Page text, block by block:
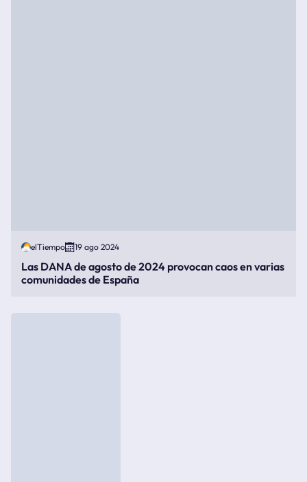
elTiempo 19 ago 2024
Las DANA de agosto de 2024 provocan caos en varias
comunidades de España